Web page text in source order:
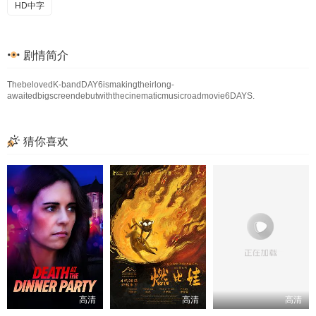
HD中字
剧情简介
ThebelovedK-bandDAY6ismakingtheirlong-
awaitedbigscreendebutwiththecinematicmusicroadmovie6DAYS.
猜你喜欢
高清 高清 高清